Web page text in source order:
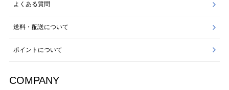
よくある質問
送料・配送について
ポイントについて
COMPANY